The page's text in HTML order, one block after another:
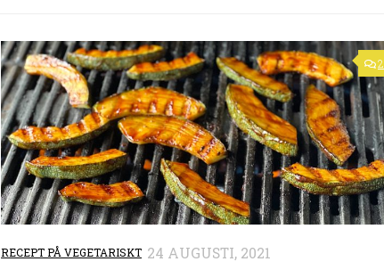
2
RECEPT PÅ VEGETARISKT 24 AUGUSTI, 2021